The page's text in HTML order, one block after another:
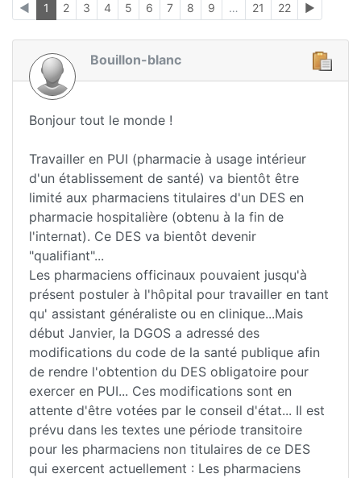
◄ 1 2 3 4 5 6 7 8 9 … 21 22 ►
Bouillon-blanc
Bonjour tout le monde !
Travailler en PUI (pharmacie à usage intérieur
d'un établissement de santé) va bientôt être
limité aux pharmaciens titulaires d'un DES en
pharmacie hospitalière (obtenu à la fin de
l'internat). Ce DES va bientôt devenir
"qualifiant"...
Les pharmaciens officinaux pouvaient jusqu'à
présent postuler à l'hôpital pour travailler en tant
qu' assistant généraliste ou en clinique...Mais
début Janvier, la DGOS a adressé des
modifications du code de la santé publique afin
de rendre l'obtention du DES obligatoire pour
exercer en PUI... Ces modifications sont en
attente d'être votées par le conseil d'état... Il est
prévu dans les textes une période transitoire
pour les pharmaciens non titulaires de ce DES
qui exercent actuellement : Les pharmaciens